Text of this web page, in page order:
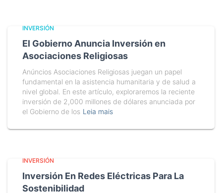
INVERSIÓN
El Gobierno Anuncia Inversión en
Asociaciones Religiosas
Anúncios Asociaciones Religiosas juegan un papel
fundamental en la asistencia humanitaria y de salud a
nivel global. En este artículo, exploraremos la reciente
inversión de 2,000 millones de dólares anunciada por
el Gobierno de los Leia mais
INVERSIÓN
Inversión En Redes Eléctricas Para La
Sostenibilidad